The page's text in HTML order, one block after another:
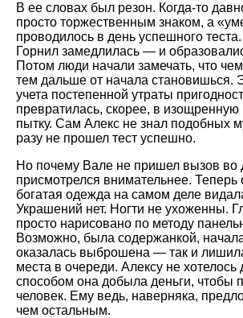
В ее словах был резон. Когда-то
просто торжественным знаком, а
проводилось в день успешного
Горнил замедлилась — и
Потом люди начали замечать, что
тем дальше от начала становишься.
учета постепенной утраты
превратилась, скорее, в
пытку. Сам Алекс не знал подобных
разу не прошел тест успешно.
Но почему Вале не пришел вызов во
присмотрелся внимательнее. Теперь
богатая одежда на самом деле
Украшений нет. Ногти не ухоженны.
просто нарисовано по методу
Возможно, была содержанкой, начала
оказалась выброшена — так и
места в очереди. Алексу не хотелось
способом она добыла деньги, чтобы
человек. Ему ведь, наверняка,
чем остальным.